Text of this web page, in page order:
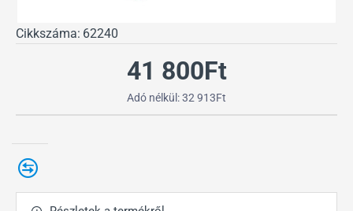
Cikkszáma: 62240
41 800Ft
Adó nélkül: 32 913Ft